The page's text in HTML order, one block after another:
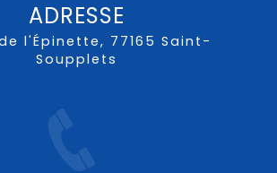
ADRESSE
Soupplets